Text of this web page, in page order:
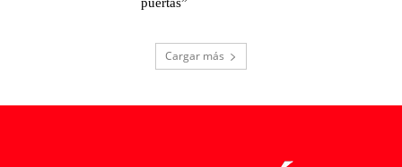
puertas”
Cargar más